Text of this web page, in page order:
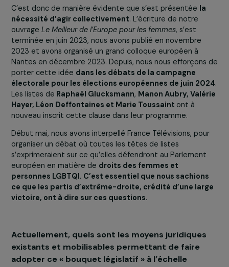
inégalités entre les femmes et les hommes,s’ajoutent
des inégalitésentre les citoyennes de l’Union
européenne, d’un pays à l’autre, les inégalités
citoyennes européennes et celles qui sont
pour diverses raisonsou encoreentre elles et les
femmesmigrantes dans l’UE. Or, si certains pays
des lois et droits avancés aux femmes et que cela
fonctionne, cela doit pouvoir marcher dans les autres
Nous avons aussi vu à quel point les associations
demandaient que se développe une vraie solidarité
européenne pour donner du sens à leur entrée, à leur
participation à cette UE, avec une vraie aspiration à
prendre le meilleur des autres pays pour le défendre
les leurs.
C’est donc de manière évidente que s’est présentée
nécessité d’agir collectivement. L’écriture de notre
2023 et avons organisé un grand colloque européen à
Nantes en décembre 2023. Depuis, nous nous
porter cette idéedans les débats de la campagne